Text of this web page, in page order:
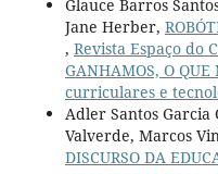
Glauce Barros
Jane Herber,
, Revista Espaço do
GANHAMOS, O QUE
curriculares e
Adler Santos
Valverde, Marcos
DISCURSO DA